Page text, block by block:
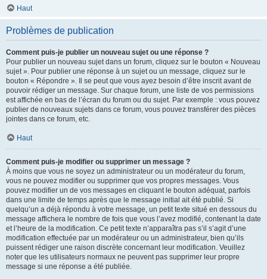
Haut
Problèmes de publication
Comment puis-je publier un nouveau sujet ou une réponse ?
Pour publier un nouveau sujet dans un forum, cliquez sur le bouton « Nouveau
sujet ». Pour publier une réponse à un sujet ou un message, cliquez sur le
bouton « Répondre ». Il se peut que vous ayez besoin d’être inscrit avant de
pouvoir rédiger un message. Sur chaque forum, une liste de vos permissions
est affichée en bas de l’écran du forum ou du sujet. Par exemple : vous pouvez
publier de nouveaux sujets dans ce forum, vous pouvez transférer des pièces
jointes dans ce forum, etc.
Haut
Comment puis-je modifier ou supprimer un message ?
À moins que vous ne soyez un administrateur ou un modérateur du forum,
vous ne pouvez modifier ou supprimer que vos propres messages. Vous
pouvez modifier un de vos messages en cliquant le bouton adéquat, parfois
dans une limite de temps après que le message initial ait été publié. Si
quelqu’un a déjà répondu à votre message, un petit texte situé en dessous du
message affichera le nombre de fois que vous l’avez modifié, contenant la date
et l’heure de la modification. Ce petit texte n’apparaîtra pas s’il s’agit d’une
modification effectuée par un modérateur ou un administrateur, bien qu’ils
puissent rédiger une raison discrète concernant leur modification. Veuillez
noter que les utilisateurs normaux ne peuvent pas supprimer leur propre
message si une réponse a été publiée.